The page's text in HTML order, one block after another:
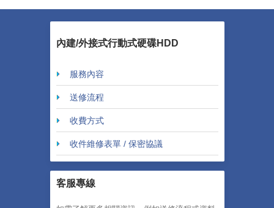
內建/外接式行動式硬碟HDD
服務內容
送修流程
收費方式
收件維修表單 / 保密協議
客服專線